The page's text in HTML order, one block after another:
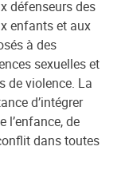
défenseurs des
enfants et aux
à des
sexuelles et
de violence. La
d’intégrer
l’enfance, de
dans toutes